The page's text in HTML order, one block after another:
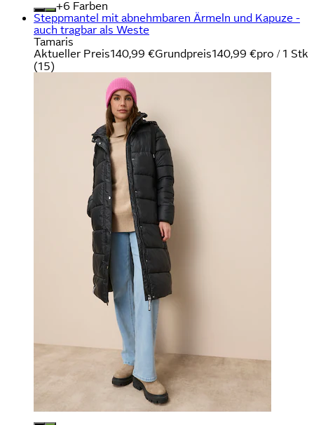
+
Farben
Steppmantel mit abnehmbaren Ärmeln und Kapuze -
auch tragbar als Weste
Tamaris
Aktueller Preis140,99 €Grundpreis140,99 €pro / 1 Stk
(15)